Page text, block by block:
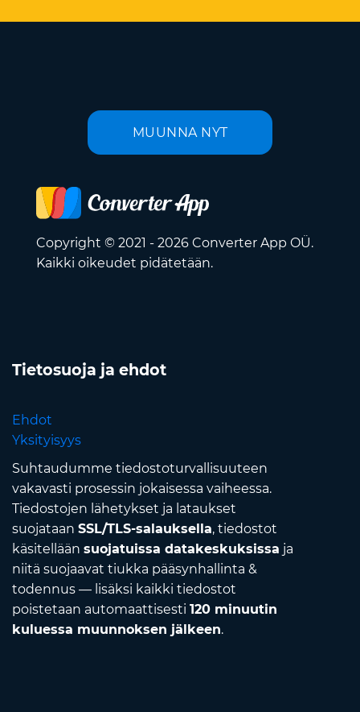
MUUNNA NYT
Copyright © 2021 - 2026 Converter App OÜ.
Kaikki oikeudet pidätetään.
Tietosuoja ja ehdot
Ehdot
Yksityisyys
Suhtaudumme tiedostoturvallisuuteen
vakavasti prosessin jokaisessa vaiheessa.
Tiedostojen lähetykset ja lataukset
suojataan SSL/TLS-salauksella, tiedostot
käsitellään suojatuissa datakeskuksissa ja
niitä suojaavat tiukka pääsynhallinta &
todennus — lisäksi kaikki tiedostot
poistetaan automaattisesti 120 minuutin
kuluessa muunnoksen jälkeen.